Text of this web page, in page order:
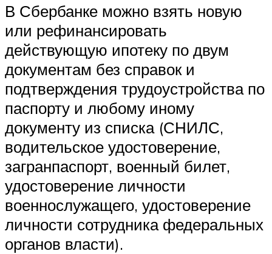
В Сбербанке можно взять новую
или рефинансировать
действующую ипотеку по двум
документам без справок и
подтверждения трудоустройства по
паспорту и любому иному
документу из списка (СНИЛС,
водительское удостоверение,
загранпаспорт, военный билет,
удостоверение личности
военнослужащего, удостоверение
личности сотрудника федеральных
органов власти).